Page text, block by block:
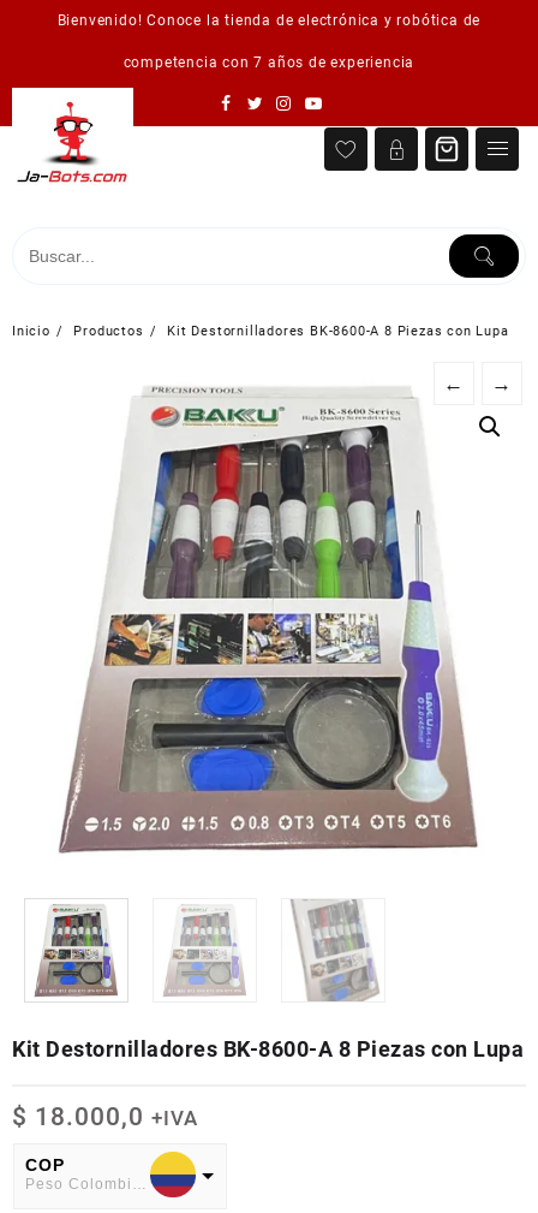
Bienvenido! Conoce la tienda de electrónica y robótica de
competencia con 7 años de experiencia
Inicio Productos Kit Destornilladores BK-8600-A 8 Piezas con Lupa
← →
Kit Destornilladores BK-8600-A 8 Piezas con Lupa
$ 18.000,0 +IVA
COP